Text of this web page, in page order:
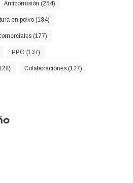
Anticorrosión (254)
en polvo (184)
(177)
PPG (137)
Colaboraciones (127)